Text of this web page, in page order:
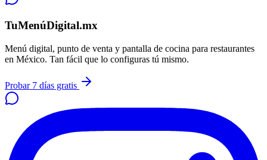
TuMenúDigital.mx
Menú digital, punto de venta y pantalla de cocina para restaurantes
en México. Tan fácil que lo configuras tú mismo.
Probar 7 días gratis